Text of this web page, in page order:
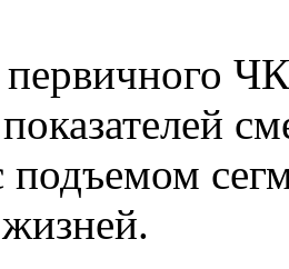
подъемом